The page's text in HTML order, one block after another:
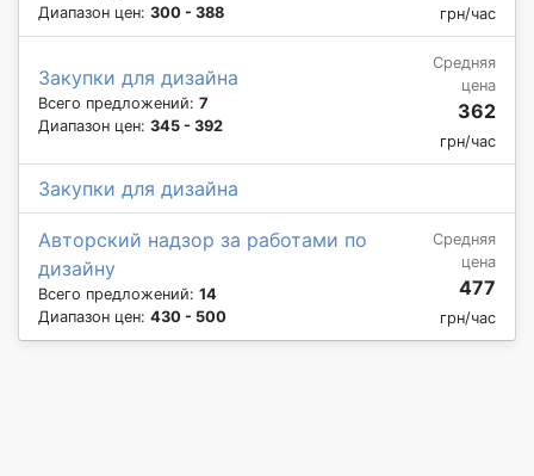
Диапазон цен: 300 - 388 грн/час
Закупки для дизайна
Всего предложений: 7
Диапазон цен: 345 - 392
Средняя
цена
362
грн/час
Закупки для дизайна
Авторский надзор за работами по
дизайну
Всего предложений: 14
Диапазон цен: 430 - 500
Средняя
цена
477
грн/час